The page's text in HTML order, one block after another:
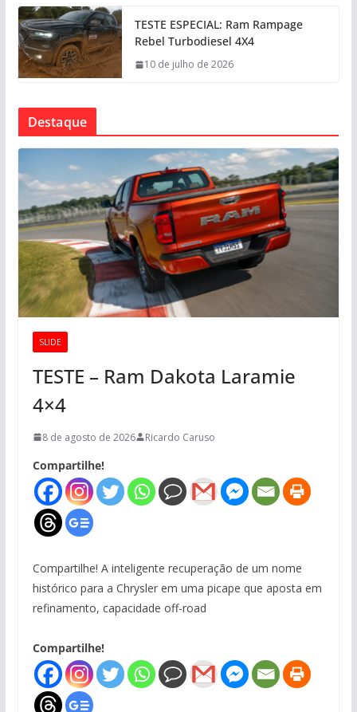
TESTE ESPECIAL: Ram Rampage
Rebel Turbodiesel 4X4
10 de julho de 2026
Destaque
SLIDE
TESTE – Ram Dakota Laramie
4×4
8 de agosto de 2026 Ricardo Caruso
Compartilhe!
Compartilhe! A inteligente recuperação de um nome
histórico para a Chrysler em uma picape que aposta em
refinamento, capacidade off-road
Compartilhe!